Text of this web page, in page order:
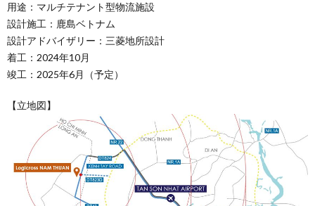
用途：マルチテナント型物流施設
設計施工：鹿島ベトナム
設計アドバイザリー：三菱地所設計
着工：2024年10月
竣工：2025年6月（予定）
【立地図】